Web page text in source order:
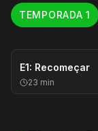
TEMPORADA 1
E1: Recomeçar
23 min